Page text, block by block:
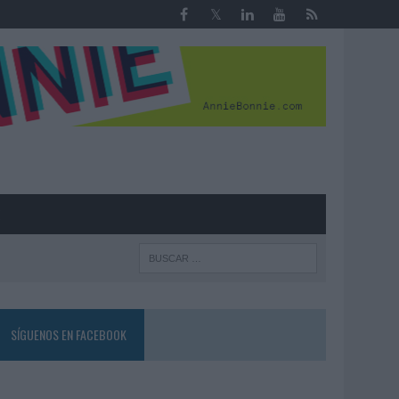
SÍGUENOS EN FACEBOOK